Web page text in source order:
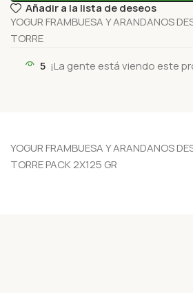
Añadir a la lista de deseos
YOGUR FRAMBUESA Y ARANDANOS
TORRE
5 ¡La gente está viendo este
YOGUR FRAMBUESA Y ARANDANOS
TORRE PACK 2X125 GR